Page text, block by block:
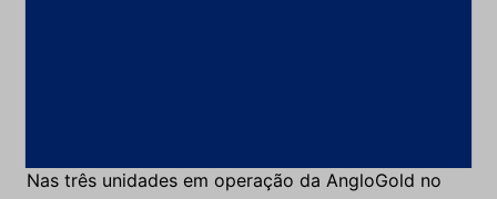
Nas três unidades em operação da AngloGold no